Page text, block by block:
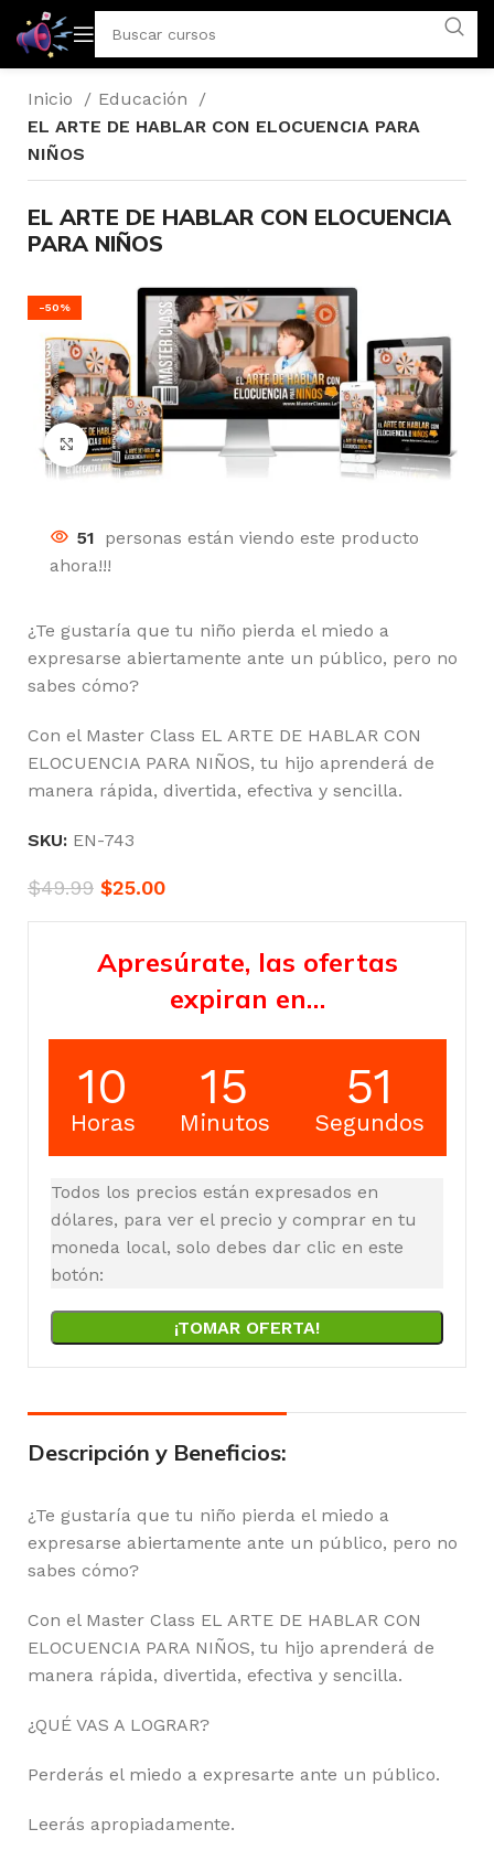
Inicio
Educación
EL ARTE DE HABLAR CON ELOCUENCIA PARA
NIÑOS
EL ARTE DE HABLAR CON ELOCUENCIA
PARA NIÑOS
-50%
Click to enlarge
51 personas están viendo este producto
ahora!!!
¿Te gustaría que tu niño pierda el miedo a
expresarse abiertamente ante un público, pero no
sabes cómo?
Con el Master Class EL ARTE DE HABLAR CON
ELOCUENCIA PARA NIÑOS, tu hijo aprenderá de
manera rápida, divertida, efectiva y sencilla.
SKU: EN-743
$49.99 $25.00
Apresúrate, las ofertas
expiran en…
10
Horas
15
Minutos
51
Segundos
Todos los precios están expresados en
dólares, para ver el precio y comprar en tu
moneda local, solo debes dar clic en este
botón:
¡TOMAR OFERTA!
Descripción y Beneficios:
¿Te gustaría que tu niño pierda el miedo a
expresarse abiertamente ante un público, pero no
sabes cómo?
Con el Master Class EL ARTE DE HABLAR CON
ELOCUENCIA PARA NIÑOS, tu hijo aprenderá de
manera rápida, divertida, efectiva y sencilla.
¿QUÉ VAS A LOGRAR?
Perderás el miedo a expresarte ante un público.
Leerás apropiadamente.